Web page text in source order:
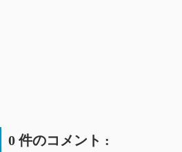
0 件のコメント :